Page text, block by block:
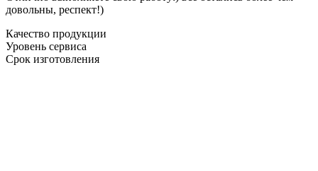
довольны, респект!)
Качество продукции
Уровень сервиса
Срок изготовления